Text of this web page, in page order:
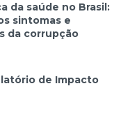
da saúde no Brasil:
sintomas e
da corrupção
de Impacto